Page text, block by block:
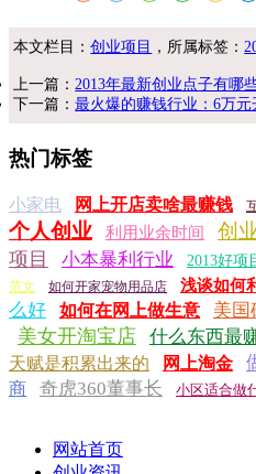
本文栏目：创业项目 ，所属标签：
上一篇： 2013年最新创业点子有哪
下一篇：最火爆的赚钱行业：6万
热门标签
小家电 网上开店卖啥最赚钱
个人创业 利用业余时间 创
项目
小本暴利行业 2013好项
范文
如何开家宠物用品店 浅谈如何
么好
如何在网上做生意 美国
美女开淘宝店 什么东西最
天赋是积累出来的
网上淘金
商
奇虎360董事长 小区适合做
网站首页